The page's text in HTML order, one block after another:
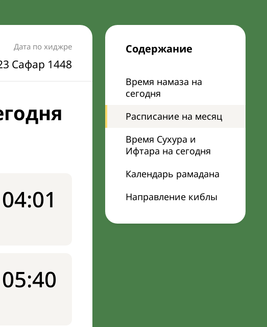
Содержание
Время намаза на
сегодня
Расписание на месяц
Время Сухура и
Ифтара на сегодня
Календарь рамадана
Направление киблы
Дата по хиджре
Сафар 1448
04:01
05:40